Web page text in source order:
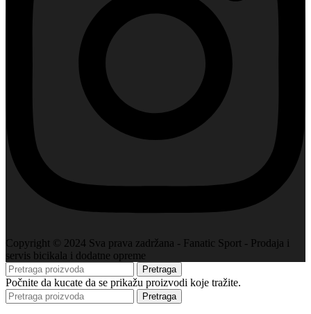
Copyright © 2024 Sva prava zadržana - Fanatic Sport - Prodaja i
servis bicikala i dodatne opreme
Pretraga
Počnite da kucate da se prikažu proizvodi koje tražite.
Pretraga